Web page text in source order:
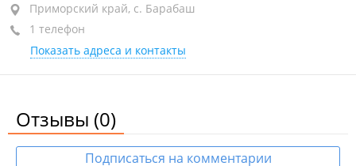
Приморский край, с. Барабаш, ул. Хасанская, 17б
1-й этаж
+7 914 336-67-29
Приморский край, с. Барабаш
1 телефон
Показать адреса и контакты
Отзывы (0)
Подписаться на комментарии